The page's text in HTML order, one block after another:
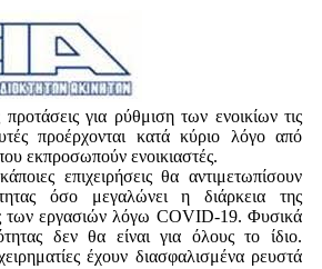
για ρύθμιση των ενοικίων τις
προέρχονται κατά κύριο λόγο από
εκπροσωπούν ενοικιαστές.
επιχειρήσεις θα αντιμετωπίσουν
όσο μεγαλώνει η διάρκεια της
των εργασιών λόγω COVID-19. Φυσικά
δεν θα είναι για όλους το ίδιο.
έχουν διασφαλισμένα ρευστά